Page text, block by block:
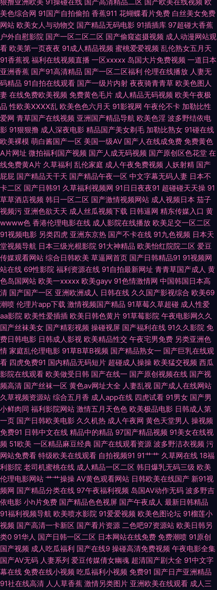
美A片免费视频 超碰激情网 韩国AV五码高清 久久国产豆花视频 狠狠干在线
视频 超碰在线网站 尤物熟妇TV 亚洲欧美色图 在线超碰人人 尤物婷婷在线
美女电影 微拍国产 亚洲无码韩国 爱豆传媒黄 福利视频久 黄色三级人妻 国语
不卡肏屄视频 成人91看片 美国色伦a片 男人的天堂红桃 日韩殴美 国产精品
呦伦视频 玖草资源站 黄色在线导航 欧日韩aa 人人操人人奸 老司机午夜视频
青青草好吊 日韩午夜电影 亚洲黑丝高跟福利 天天干屄网 91玖玖资源 91视屏
免费看 91少女 超碰狠狠草 俺也去色色 国产VA在线 五月天深爱网 亚洲四虎
有码中文 自慰五区 亚洲金典久久 制服爽片福利 网站黄免费 四虎影院黄色 亚
洲91视频蝌科 日韩欧美自拍 日韩色色影院 午夜老司机视频 伊仁大香蕉91 午
夜剧场91 日日插插 日韩一级操逼片 亚洲潮喷在线播放 91pro成人 51视频在
线观看 影音资源欧美性爱 69探花传媒 91黄色废料 91高跟白丝入口 91福利
合集系列 亚洲激情另类 伊人大香蕉精品 在綫艹擦自拍 91N福利网 午夜福利
站 偷拍午夜福利 青青艹大香蕉 91小视频黄 国产视频三级 久久在伊人 黄色片
之午夜播放 激情午夜网 欧美人妻自慰 国产探花第一页 日韩3级片 人人妻人
人干 日韩成人在线网址 欧美十八 狼友性福 精品爱啪 伦理片视频污污 97人
妻在线视频 国产区福利在线 久久微拍网 欧洲色情性爱 午夜性福 91双飞在线
超碰97打炮偷拍 国产妞干网 玖玖热玖玖玖 偷拍午夜福利 91网红在线视频 国
产精品草草 男女国产 天天拍液夜拍 91欧美性爱 草莓视频在线播放 国产九一
在线视频 老湿地福利 婷婷综合五月天 97狠狠 九九热精品6 日韩色中色导航
影音先锋色情影院 都市激情另类欧美 久草在线资源 四虎午夜福利视频 51AV
导航 国产AV操屁探花 另类第一页 日韩免费成人网 亚洲福利导航大全 www
日韩lll 黄色A片网 欧美色影院 深夜影院深 伊人影院成人A片 福利社视频 欧美
老女人性交 熟妇91中文字幕 18网页禁解衣 97资原总站 都市激激情 狠狠干无
码 蜜桃视频福利 熟女免费视频 91免费观看 福利第一导航视频 久草香蕉97
美色综合网 91国产自拍偷拍 香蕉911 花蝴蝶看片免费 白丝美女免费
网站 欧美女人与动物交 国产精品无码电影 91插插库 97超碰大香蕉
户外自慰影院 国产一区二区二区 国产偷窥盗摄视频 成人动漫网站观
看 欧美第一页夜夜 91成人精品视频 蜜桃爱爱视频 乱伦熟女五月天
91香蕉视 福利在线视频直播 一区xxxxx 岛国大片免费视频 一道日本
亚洲香蕉 国产91高清精品 国产一区二区福利 伦理在线播放 人妻无
码精品 91自拍在线观看 国产一级片内射 夜夜骑青青草 欧美色图人
妻 在线免费欧美视频 免费黄色毛片 成人精品无码视频 欧美午夜极
品 性欧美ⅩⅩⅩⅩ乱 欧美色色六月天 91影视网 午夜伦不卡 加勒比性
爱网 青草国产在线视频 亚洲国产精品导航 欧美色淫 波多野结依电
影 91狠狠撸 成人深夜电影 精品国产美女剃毛 加勒比熟女 91碰在线
欧美裸模 萌白酱国产一区 美国一级AV 国产人在线成免费 免费黄色
A片网址 微拍福利国产视频 国产人成无码视频 国产原创区色花堂 在
线免费黄A片 久草福利 乱伦家庭 成人午夜免费视频 人妖射精 国产
屁屁 国产精品天干天 国产精品午夜一区 中文字幕无码人妻 日本不
卡二区 国产日韩91 久草福利视频网 91日日夜夜91 超碰碰天天操 91
草草酒店视频 韩日一区二区 国产激情视频网站 成人视频日本 茄子
视频污 亚洲色欲天天 成人丝瓜视频下载 日韩逼网 精东传媒入口 黄
wwww色 香港伦理电影在线 成人影院在线播放 欧美足交一区二区
91视频电影 另类四虎 亚洲东京热 国产不卡在线 91九色视频 日本天
堂视频导航 日本三级光棍影院 91大神精品 欧美怡红院院二区 爱豆
传媒观看网站 综合日韩欧美 草逼网首页 国产日韩精品91 91视频网
站在线 69性影院 福利资源在线 91自拍最新网址 青青草国产成人 黄
色岛国网站 欧美一xxxxx 欧美gayv 91色情激情网 中国韩国日本高
清 国产国产一区 亚洲欧洲成人 日韩在线 久久国产影视综合 欧美69
潮喷 伦理片app下载 激情视频国产精品 91草莓久草超碰 成人性爱
aa影院 欧美性爱插插 欧美日韩色黄片 91草莓影院 午夜电影网久久
国产丝袜美女 国产精彩视频 操碰视屏 国产福利在线 91久久影院 免
费日韩电影 日韩成人影视 欧美精品性交 午夜宅男免费 另类亚洲色
情 家庭乱伦理电影 91草B草B视频 国产精品熟女一 国产巨乳在线观
看 四虎免费91 国内精品无码短片 超碰成人操操 欧美猛交视频 西瓜
影院在线观看 欧美做受日韩 国产在线一 国产原创视频在线 国产视
频高清 国产丝袜一区 黄色av网址大全 人妻乱视 国产成人在线网站
久草视频资源站 综合五月香 成人app在线 四虎试看 91男女 国产男
小鲜肉同 福利影院网站 激情五月天色色 欧美极品电影 日韩成人第
一页 国产日韩欧美电影 久久机热 成人午夜网 黄色天堂男人 操视频
免费91 日韩中文在线 精品中的精品 97国产精品视频 91美女在线视
频 51欧美 一区精品麻豆经典 国产在线观看资源 波多野洁衣视频 污
网站免费看 特级欧美在线观看 自拍视频91 91艹艹 久草网在线 18福
利影院 老司机蜜桃在线 成人精品一区二区 韩日爆乳无码三级 欧美
伦理电影网站 艹艹操操 AV黄色观看网站 日韩欧美在线国产 新91视
频网 国产精品分类在线 97午夜福利视频 岛国AV动作无码 波多野吉
依电影 小h片免费 国产精品色色视屏 国产午夜成人 最新日韩精品
91福利视频导航 欧美喷水影院 91爱爱视频 欧美色图论坛 91榴莲小
视频 国产高清一卡新区 国产看片资源 二色吧97资源站 欧美日韩另
类0 91华人 国产日韩一区二区 日本网站在线免费 免费潮喷 91原创
国产视频 成人吃瓜福利 国产在线9 操碰高清免费视频 午夜电影全集
国产AV无码 人妻系列 爱豆传媒倩女幽魂 超清国产剧大全 91中文字
幕在线 免费在线小视频 吃瓜福利小视频 免费91 国产日产亚洲精品
91社在线高清 人人草香蕉 激情另类图片 亚洲欧美在线观看 成人三